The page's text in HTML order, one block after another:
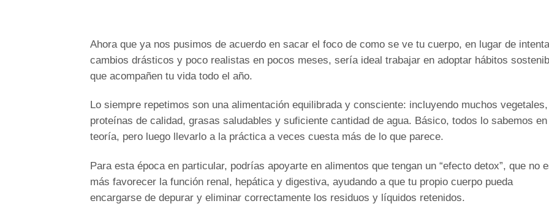
Ahora que ya nos pusimos de acuerdo en sacar el foco de como se ve tu cuerpo, en lugar de
cambios drásticos y poco realistas en pocos meses, sería ideal trabajar en adoptar hábitos
que acompañen tu vida todo el año.
Lo siempre repetimos son una alimentación equilibrada y consciente: incluyendo muchos vegetales,
proteínas de calidad, grasas saludables y suficiente cantidad de agua. Básico, todos lo sabemos en
teoría, pero luego llevarlo a la práctica a veces cuesta más de lo que parece.
Para esta época en particular, podrías apoyarte en alimentos que tengan un “efecto detox”, que no
más favorecer la función renal, hepática y digestiva, ayudando a que tu propio cuerpo pueda
encargarse de depurar y eliminar correctamente los residuos y líquidos retenidos.